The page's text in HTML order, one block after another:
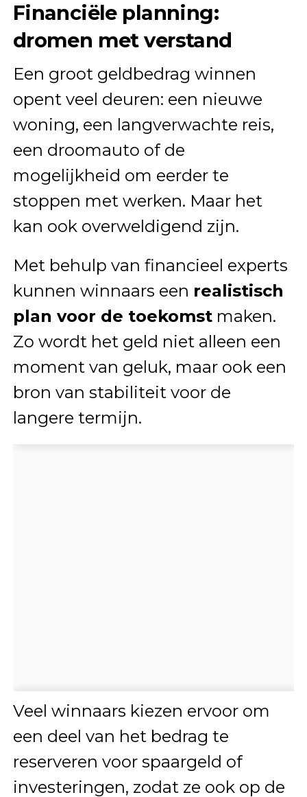
Financiële planning:
dromen met verstand
Een groot geldbedrag winnen
opent veel deuren: een nieuwe
woning, een langverwachte reis,
een droomauto of de
mogelijkheid om eerder te
stoppen met werken. Maar het
kan ook overweldigend zijn.
Met behulp van financieel experts
kunnen winnaars een realistisch
plan voor de toekomstmaken.
Zo wordt het geld niet alleen een
moment van geluk, maar ook een
bron van stabiliteit voor de
langere termijn.
Veel winnaars kiezen ervoor om
een deel van het bedrag te
reserveren voor spaargeld of
investeringen, zodat ze ook op de